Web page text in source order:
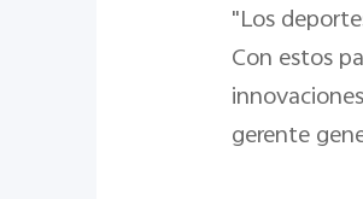
"Los
Con estos
gerente